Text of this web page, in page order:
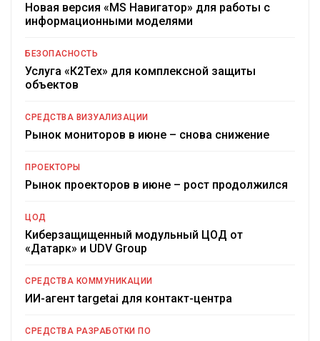
Новая версия «MS Навигатор» для работы с
информационными моделями
БЕЗОПАСНОСТЬ
Услуга «К2Тех» для комплексной защиты
объектов
СРЕДСТВА ВИЗУАЛИЗАЦИИ
Рынок мониторов в июне – снова снижение
ПРОЕКТОРЫ
Рынок проекторов в июне – рост продолжился
ЦОД
Киберзащищенный модульный ЦОД от
«Датарк» и UDV Group
СРЕДСТВА КОММУНИКАЦИИ
ИИ-агент targetai для контакт-центра
СРЕДСТВА РАЗРАБОТКИ ПО